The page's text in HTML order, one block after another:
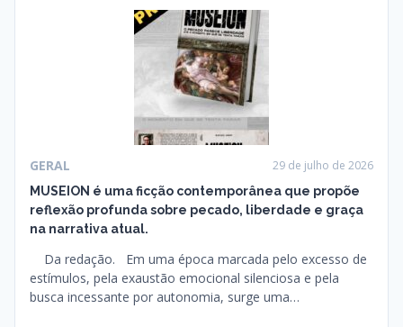
GERAL 29 de julho de 2026
MUSEION é uma ficção contemporânea que propõe
reflexão profunda sobre pecado, liberdade e graça
na narrativa atual.
Da redação. Em uma época marcada pelo excesso de
estímulos, pela exaustão emocional silenciosa e pela
busca incessante por autonomia, surge uma…